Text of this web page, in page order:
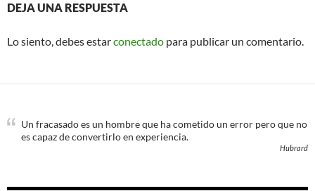
DEJA UNA RESPUESTA
Lo siento, debes estarconectado para publicar un comentario.
Un fracasado es un hombre que ha cometido un error pero que no
es capaz de convertirlo en experiencia.
Hubrard